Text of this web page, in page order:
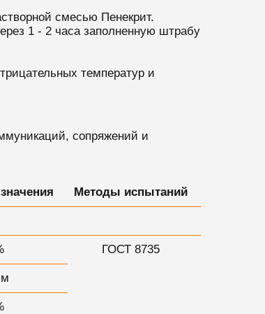
смесью Пенекрит.
1 - 2 часа заполненную штрабу
температур и
сопряжений и
Методы испытаний
ГОСТ 8735